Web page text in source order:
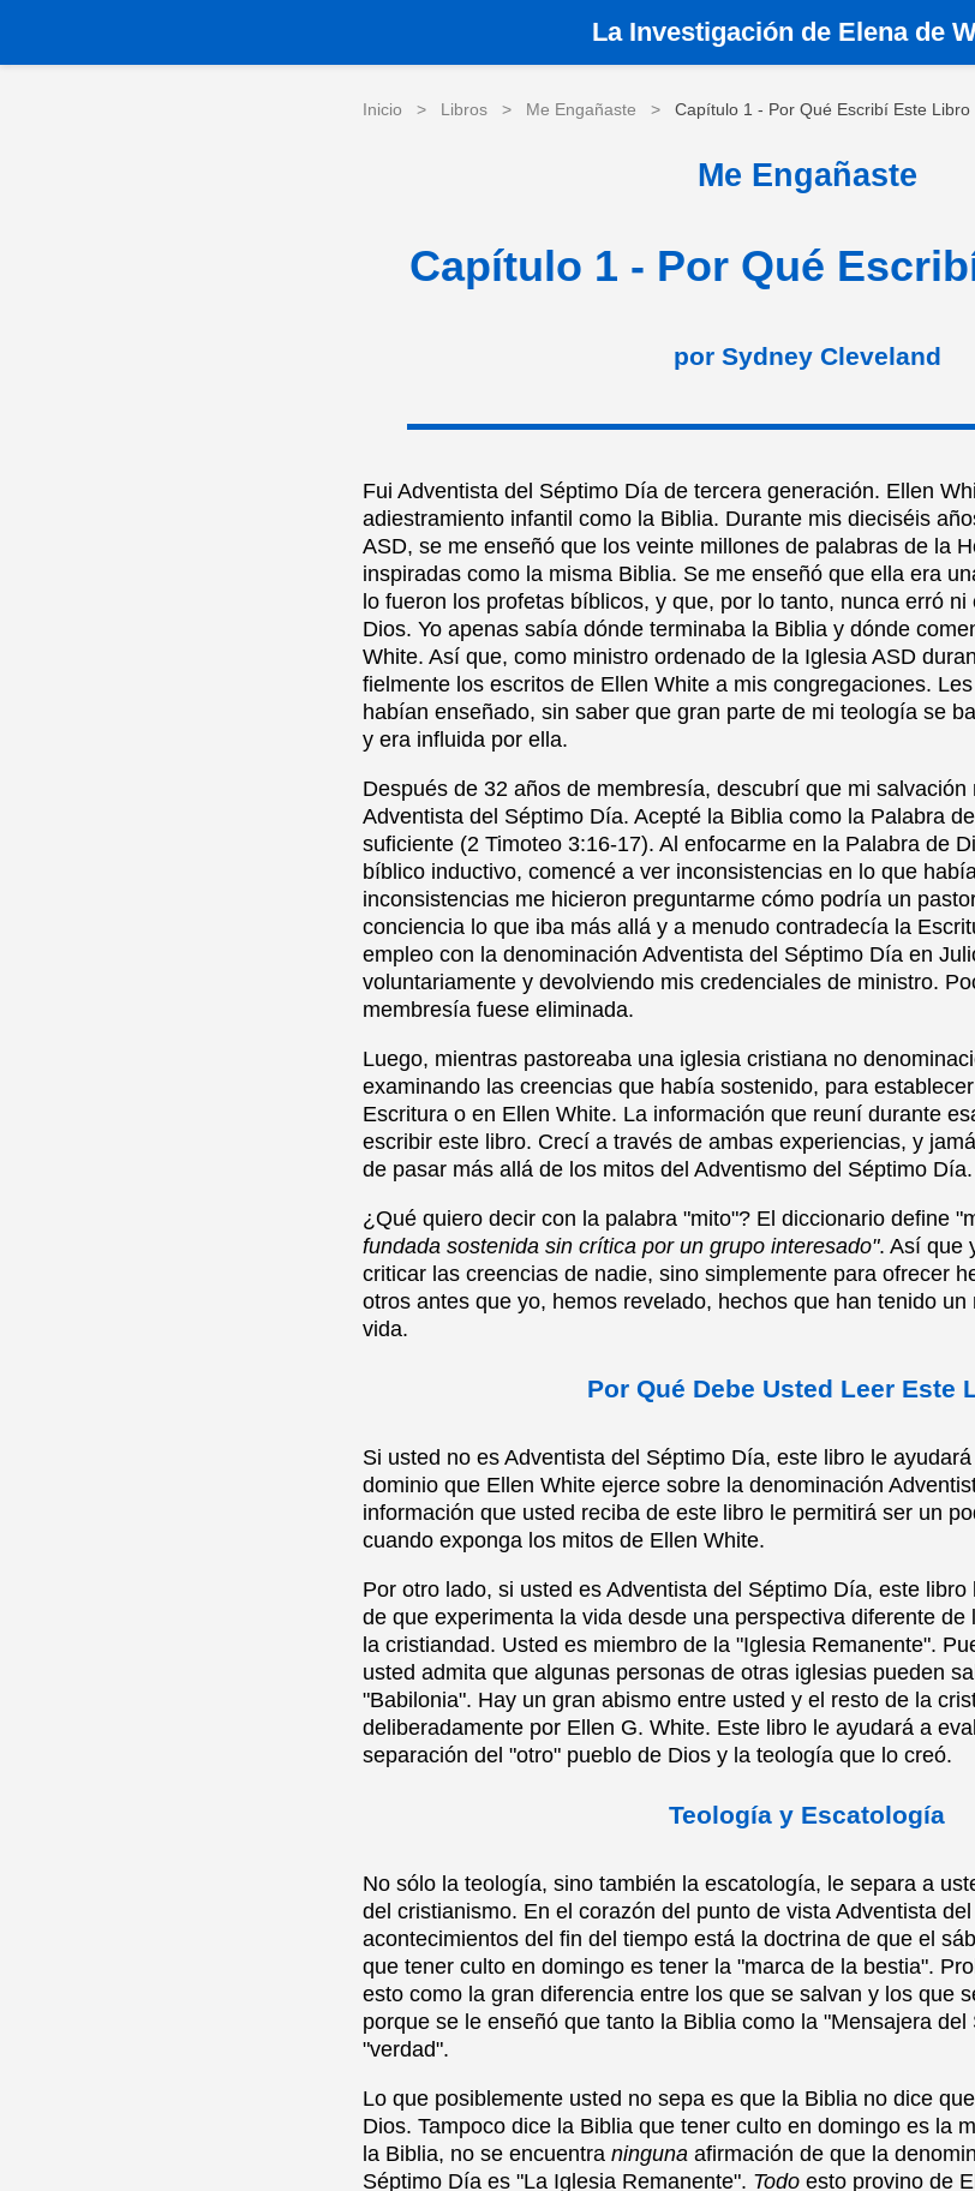
Inicio > Libros > Me Engañaste > Capítulo 1 - Por Qué Escribí Este Libro
La Investigación de Elena de
Me Engañaste
Capítulo 1 - Por Qué
por Sydney Cleveland
Fui Adventista del Séptimo Día de tercera generación. Ellen
adiestramiento infantil como la Biblia. Durante mis dieciséis
ASD, se me enseñó que los veinte millones de palabras de la
inspiradas como la misma Biblia. Se me enseñó que ella era
lo fueron los profetas bíblicos, y que, por lo tanto, nunca erró
Dios. Yo apenas sabía dónde terminaba la Biblia y dónde
White. Así que, como ministro ordenado de la Iglesia ASD
fielmente los escritos de Ellen White a mis congregaciones.
habían enseñado, sin saber que gran parte de mi teología se
y era influida por ella.
Después de 32 años de membresía, descubrí que mi
Adventista del Séptimo Día. Acepté la Biblia como la Palabra
suficiente (2 Timoteo 3:16-17). Al enfocarme en la Palabra de
bíblico inductivo, comencé a ver inconsistencias en lo que
inconsistencias me hicieron preguntarme cómo podría un
conciencia lo que iba más allá y a menudo contradecía la
empleo con la denominación Adventista del Séptimo Día en
voluntariamente y devolviendo mis credenciales de ministro.
membresía fuese eliminada.
Luego, mientras pastoreaba una iglesia cristiana no
examinando las creencias que había sostenido, para
Escritura o en Ellen White. La información que reuní durante
escribir este libro. Crecí a través de ambas experiencias, y
de pasar más allá de los mitos del Adventismo del Séptimo Día.
¿Qué quiero decir con la palabra "mito"? El diccionario define
fundada sostenida sin crítica por un grupo interesado". Así que
criticar las creencias de nadie, sino simplemente para ofrecer
otros antes que yo, hemos revelado, hechos que han tenido
vida.
Por Qué Debe Usted Leer Este
Si usted no es Adventista del Séptimo Día, este libro le
dominio que Ellen White ejerce sobre la denominación
información que usted reciba de este libro le permitirá ser un
cuando exponga los mitos de Ellen White.
Por otro lado, si usted es Adventista del Séptimo Día, este
de que experimenta la vida desde una perspectiva diferente
la cristiandad. Usted es miembro de la "Iglesia Remanente".
usted admita que algunas personas de otras iglesias pueden
"Babilonia". Hay un gran abismo entre usted y el resto de la
deliberadamente por Ellen G. White. Este libro le ayudará a
separación del "otro" pueblo de Dios y la teología que lo creó.
Teología y Escatología
No sólo la teología, sino también la escatología, le separa a
del cristianismo. En el corazón del punto de vista Adventista
acontecimientos del fin del tiempo está la doctrina de que el
que tener culto en domingo es tener la "marca de la bestia".
esto como la gran diferencia entre los que se salvan y los que
porque se le enseñó que tanto la Biblia como la "Mensajera
"verdad".
Lo que posiblemente usted no sepa es que la Biblia no dice
Dios. Tampoco dice la Biblia que tener culto en domingo es la
la Biblia, no se encuentra ninguna afirmación de que la
Séptimo Día es "La Iglesia Remanente". Todo esto provino de